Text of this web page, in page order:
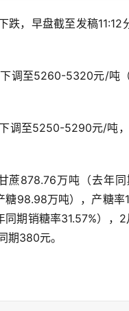
跌，早盘截至发稿
调至5260-5320元/吨
调至5250-5290元/吨
878.76万吨（去年同
98.98万吨），产糖
同期销糖率31.57%）
期380元。